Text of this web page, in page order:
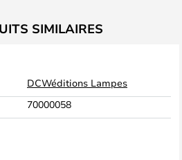
SIMILAIRES
DCWéditions Lampes
70000058